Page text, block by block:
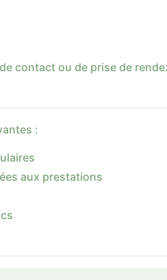
contact ou de prise de
:
aux prestations